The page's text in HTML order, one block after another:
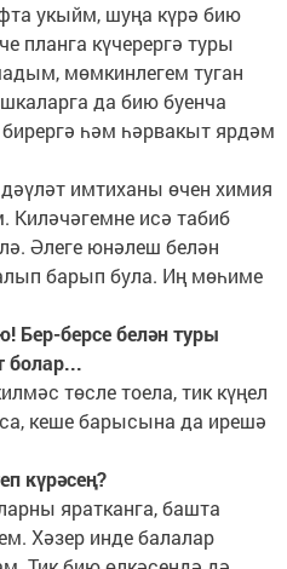
укыйм, шуңа күрә бию
планга күчерергә туры
мөмкинлегем туган
да бию буенча
һәм һәрвакыт ярдәм
имтиханы өчен химия
Киләчәгемне исә табиб
Әлеге юнәлеш белән
барып була. Иң мөһиме
Бер-берсе белән туры
болар...
төсле тоела, тик күңел
кеше барысына да ирешә
күрәсең?
яратканга, башта
Хәзер инде балалар